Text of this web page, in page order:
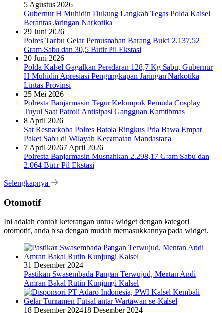
5 Agustus 2026
Gubernur H Muhidin Dukung Langkah Tegas Polda Kalsel
Berantas Jaringan Narkotika
29 Juni 2026
Polres Tanbu Gelar Pemusnahan Barang Bukti 2.137,52
Gram Sabu dan 30,5 Butir Pil Ekstasi
20 Juni 2026
Polda Kalsel Gagalkan Peredaran 128,7 Kg Sabu, Gubernur
H Muhidin Apresiasi Pengungkapan Jaringan Narkotika
Lintas Provinsi
25 Mei 2026
Polresta Banjarmasin Tegur Kelompok Pemuda Cosplay
Tuyul Saat Patroli Antisipasi Gangguan Kamtibmas
8 April 2026
Sat Resnarkoba Polres Batola Ringkus Pria Bawa Empat
Paket Sabu di Wilayah Kecamatan Mandastana
7 April 20267 April 2026
Polresta Banjarmasin Musnahkan 2.298,17 Gram Sabu dan
2.064 Butir Pil Ekstasi
Selengkapnya
Otomotif
Ini adalah contoh keterangan untuk widget dengan kategori
otomotif, anda bisa dengan mudah memasukkannya pada widget.
31 Desember 2024
Pastikan Swasembada Pangan Terwujud, Mentan Andi
Amran Bakal Rutin Kunjungi Kalsel
18 Desember 202418 Desember 2024